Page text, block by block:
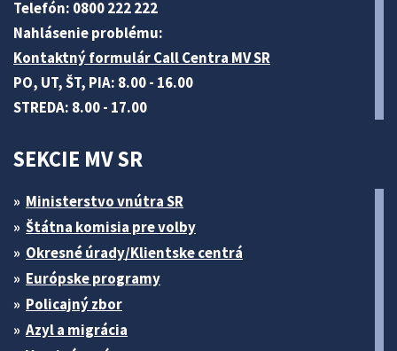
Telefón: 0800 222 222
Nahlásenie problému:
Kontaktný formulár Call Centra MV SR
PO, UT, ŠT, PIA: 8.00 - 16.00
STREDA: 8.00 - 17.00
SEKCIE MV SR
Ministerstvo vnútra SR
Štátna komisia pre volby
Okresné úrady/Klientske centrá
Európske programy
Policajný zbor
Azyl a migrácia